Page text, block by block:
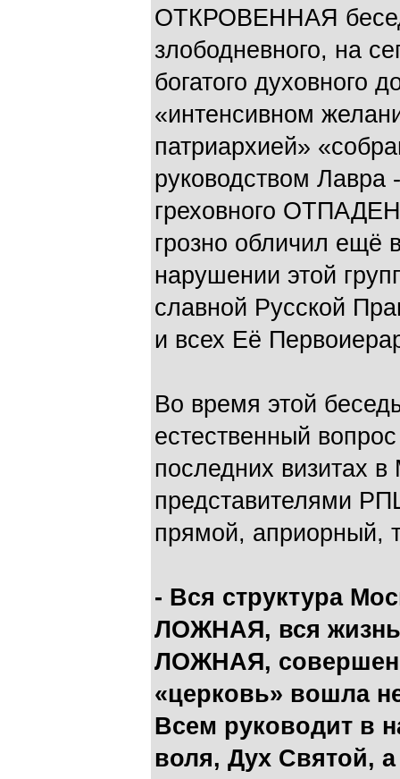
ОТКРОВЕННАЯ
злободневного, на
богатого духовного
«интенсивном
патриархией»
руководством Лавра
греховного
грозно обличил ещё
нарушении этой
славной Русской
и всех Её
Во время этой
естественный
последних визитах
представителями
прямой, априорный,
- Вся структура
ЛОЖНАЯ, вся жизнь
ЛОЖНАЯ,
«церковь» вошла
Всем руководит в
воля, Дух Святой,